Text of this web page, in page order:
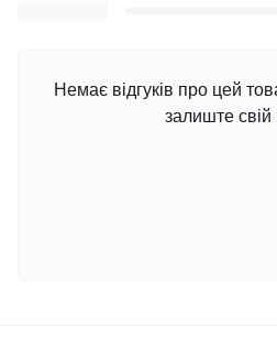
Немає відгуків про цей
залиште свій